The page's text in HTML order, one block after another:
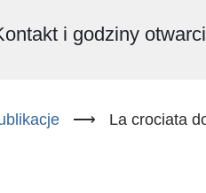
i godziny
⟶ La crociata